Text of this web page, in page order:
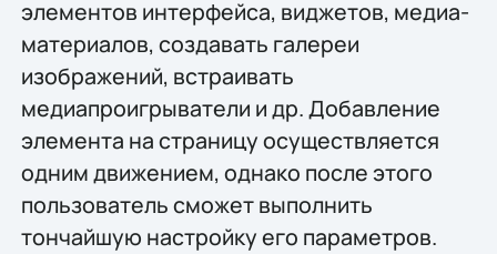
элементов интерфейса, виджетов, медиа-
материалов, создавать галереи
изображений, встраивать
медиапроигрыватели и др. Добавление
элемента на страницу осуществляется
одним движением, однако после этого
пользователь сможет выполнить
тончайшую настройку его параметров.